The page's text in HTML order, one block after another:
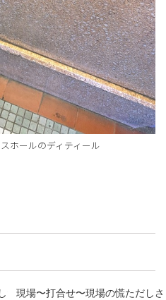
スホールのディティール
た。現場〜打合せ〜現場の慌ただし